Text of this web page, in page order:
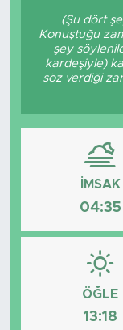
(Şu dört
Konuştuğu
şey
kardeşiyle)
söz verdiği
İMSAK
04:35
ÖĞLE
13:18